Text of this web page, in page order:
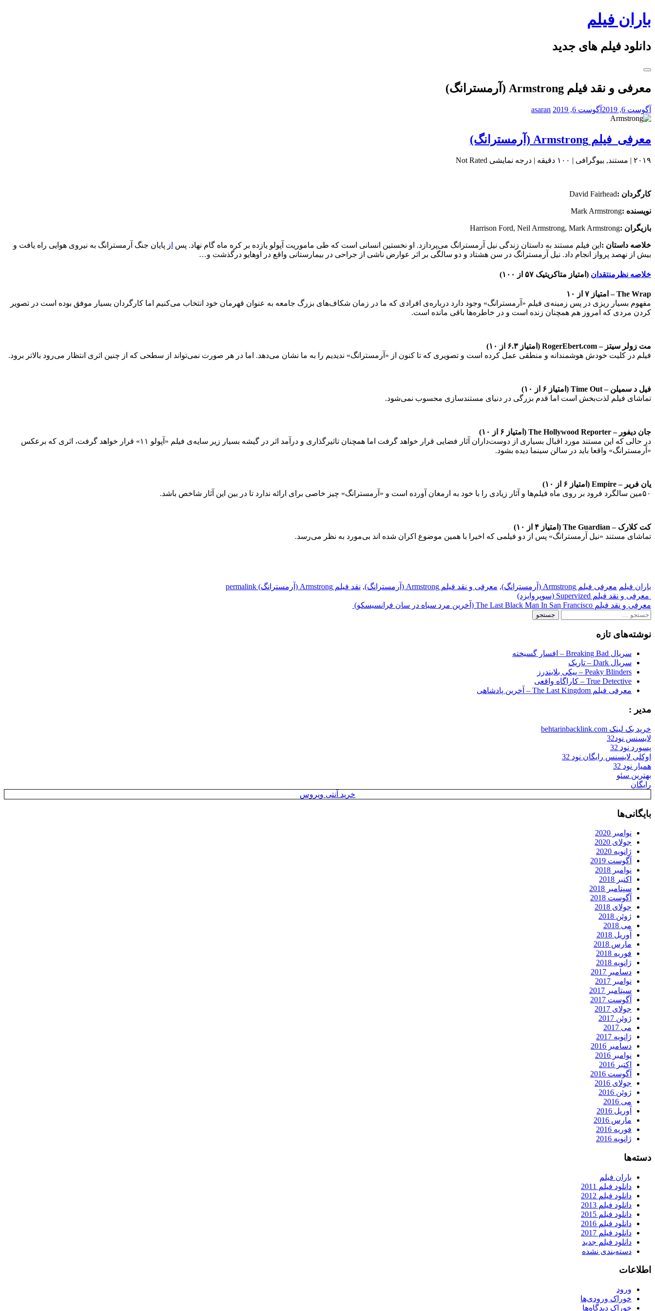
Skip
to
content
باران فیلم
دانلود فیلم های جدید
معرفی و نقد فیلم Armstrong (آرمسترانگ)
آگوست 6, 2019 آگوست 6, 2019 asaran
معرفی فیلم Armstrong (آرمسترانگ)
۲۰۱۹ | مستند, بیوگرافی | ۱۰۰ دقیقه | درجه نمایشی Not Rated
کارگردان :David Fairhead
نویسنده :Mark Armstrong
بازیگران :Harrison Ford, Neil Armstrong, Mark Armstrong
خلاصه داستان : این فیلم مستند به داستان زندگی نیل آرمسترانگ می‌پردازد. او نخستین انسانی است که طی ماموریت آپولو یازده بر کره ماه گام نهاد. پس ز پایان جنگ آرمسترانگ به نیروی هوایی راه یافت و
بیش از نهصد پرواز انجام داد. نیل آرمسترانگ در سن هشتاد و دو سالگی بر اثر عوارض ناشی از جراحی در بیمارستانی واقع در اوهایو درگذشت و…
خلاصه نظرمنتقدان (امتیاز متاکریتیک ۵۷ از ۱۰۰)
The Wrap – امتیاز ۷ از ۱۰
مفهوم بسیار ریزی در پس زمینه‌ی فیلم «آرمسترانگ» وجود دارد درباره‌ی افرادی که ما در زمان شکاف‌های بزرگ جامعه به عنوان قهرمان خود انتخاب می‌کنیم اما کارگردان بسیار موفق بوده است در تصویر
کردن مردی که امروز هم همچنان زنده است و در خاطره‌ها باقی مانده است.
مت زولر سیتز – RogerEbert.com (امتیاز ۶.۳ از ۱۰)
فیلم در کلیت خودش هوشمندانه و منطقی عمل کرده است و تصویری که تا کنون از «آرمسترانگ» ندیدیم را به ما نشان می‌دهد. اما در هر صورت نمی‌تواند از سطحی که از چنین اثری انتظار می‌رود بالاتر برود.
فیل د سمیلن – Time Out (امتیاز ۶ از ۱۰)
تماشای فیلم لذت‌بخش است اما قدم بزرگی در دنیای مستندسازی محسوب نمی‌شود.
جان دیفور – The Hollywood Reporter (امتیاز ۶ از ۱۰)
در حالی که این مستند مورد اقبال بسیاری از دوست‌داران آثار فضایی قرار خواهد گرفت اما همچنان تاثیرگذاری و درآمد اثر در گیشه بسیار زیر سایه‌ی فیلم «آپولو ۱۱» قرار خواهد گرفت، اثری که برعکس
«آرمسترانگ» واقعا باید در سالن سینما دیده بشود.
یان فریر – Empire (امتیاز ۶ از ۱۰)
۵۰مین سالگرد فرود بر روی ماه فیلم‌ها و آثار زیادی را با خود به ارمغان آورده است و «آرمسترانگ» چیز خاصی برای ارائه ندارد تا در بین این آثار شاخص باشد.
کت کلارک – The Guardian (امتیاز ۴ از ۱۰)
تماشای مستند «نیل آرمسترانگ» پس از دو فیلمی که اخیرا با همین موضوع اکران شده اند بی‌مورد به نظر می‌رسد.
باران فیلم معرفی فیلم Armstrong (آرمسترانگ) , معرفی و نقد فیلم Armstrong (آرمسترانگ) , نقد فیلم Armstrong (آرمسترانگ)
Post
navigation
معرفی و نقد فیلم Supervized (سوپروایزد)
معرفی و نقد فیلم The Last Black Man In San Francisco (آخرین مرد سیاه در سان فرانسیسکو)
جستجو
نوشته‌های تازه
سریال Breaking Bad – افسار گسیخته
سریال Dark – تاریک
Peaky Blinders – پیکی بلایندرز
True Detective – کاراگاه واقعی
معرفی فیلم The Last Kingdom – آخرین پادشاهی
مدیر :
خرید بک لینک behtarinbacklink.com
لایسنس نود32
پسورد نود 32
اوکلی لایسنس رایگان نود 32
همیار نود 32
بهترین سئو
رایگان
خرید آنتی ویروس
بایگانی‌ها
نوامبر 2020
جولای 2020
ژانویه 2020
آگوست 2019
نوامبر 2018
اکتبر 2018
سپتامبر 2018
آگوست 2018
جولای 2018
ژوئن 2018
می 2018
آوریل 2018
مارس 2018
فوریه 2018
ژانویه 2018
دسامبر 2017
نوامبر 2017
سپتامبر 2017
آگوست 2017
جولای 2017
ژوئن 2017
می 2017
ژانویه 2017
دسامبر 2016
نوامبر 2016
اکتبر 2016
آگوست 2016
جولای 2016
ژوئن 2016
می 2016
آوریل 2016
مارس 2016
فوریه 2016
ژانویه 2016
دسته‌ها
باران فیلم
دانلود فیلم 2011
دانلود فیلم 2012
دانلود فیلم 2013
دانلود فیلم 2015
دانلود فیلم 2016
دانلود فیلم 2017
دانلود فیلم جدید
دسته‌بندی نشده
اطلاعات
ورود
خوراک ورودی‌ها
خوراک دیدگاه‌ها